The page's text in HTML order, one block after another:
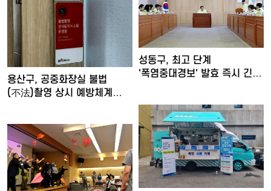
성동구, 최고 단계
'폭염중대경보' 발효 즉시 긴급
용산구, 공중화장실 불법
(不法)촬영 상시 예방체계